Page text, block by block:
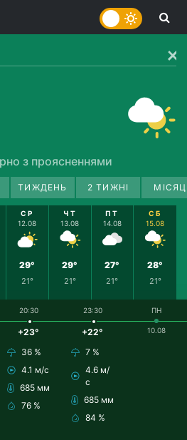
з проясненнями
ТИЖДЕНЬ 2 ТИЖНІ
СР
12.08
29°
21°
ЧТ
13.08
29°
21°
ПТ
14.08
27°
21°
СБ
15.08
28°
21°
20:30
+23°
36 %
4.1 м/с
685 мм
76 %
23:30
+22°
7 %
4.6 м/
с
685 мм
84 %
ПН
10.08